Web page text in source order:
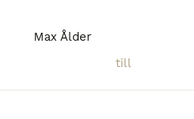
Max Ålder